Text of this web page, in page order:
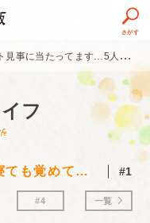
さがす
1人の敏感タイプって？：高野優のHSPマンガエッセイ①
フ
共感しすぎて日が暮れて～寝ても覚めてもHSPな高野優のマンガエッセイ #1
#4 一覧